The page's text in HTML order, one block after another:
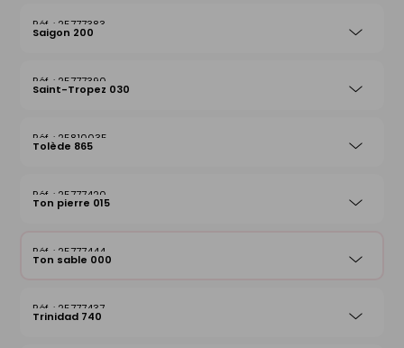
25777383
Saigon 200
25777390
Saint-Tropez 030
25810035
Tolède 865
25777420
Ton pierre 015
25777444
Ton sable 000
25777437
Trinidad 740